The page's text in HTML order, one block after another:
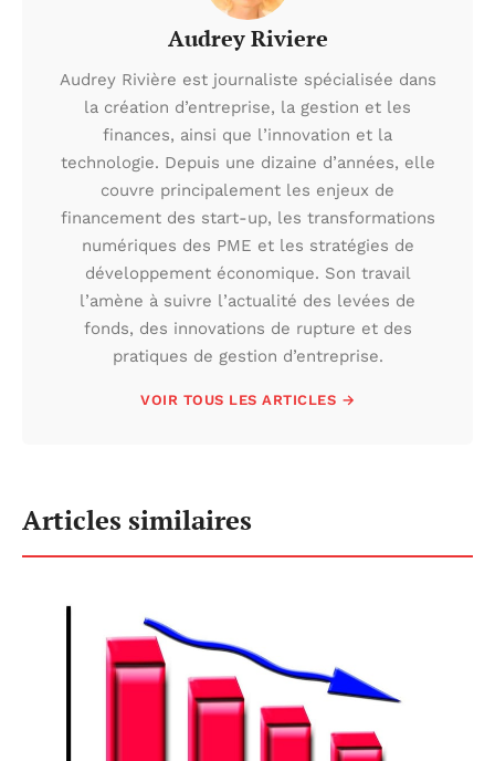
Audrey Riviere
Audrey Rivière est journaliste spécialisée dans
la création d’entreprise, la gestion et les
finances, ainsi que l’innovation et la
technologie. Depuis une dizaine d’années, elle
couvre principalement les enjeux de
financement des start-up, les transformations
numériques des PME et les stratégies de
développement économique. Son travail
l’amène à suivre l’actualité des levées de
fonds, des innovations de rupture et des
pratiques de gestion d’entreprise.
VOIR TOUS LES ARTICLES →
Articles similaires